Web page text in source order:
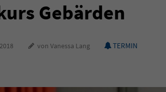
Gebärden
von Vanessa Lang TERMIN